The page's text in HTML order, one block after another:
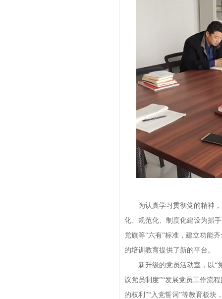
为认真学习贯彻党的精神，
化、规范化、制度化建设为抓
党旗等“六有”标准，建立功能
的培训教育提供了新的平台。
新升级的党员活动室，以“党
议党员制度”“发展党员工作流程
的权利”“入党誓词”等教育板